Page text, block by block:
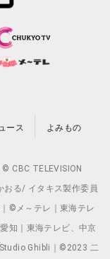
ース よみもの
CBC TELEVISION
る/ イタキス製作委員
©メ～テレ｜東海テレ
知｜東海テレビ、中京
Ghibli｜©2023 二